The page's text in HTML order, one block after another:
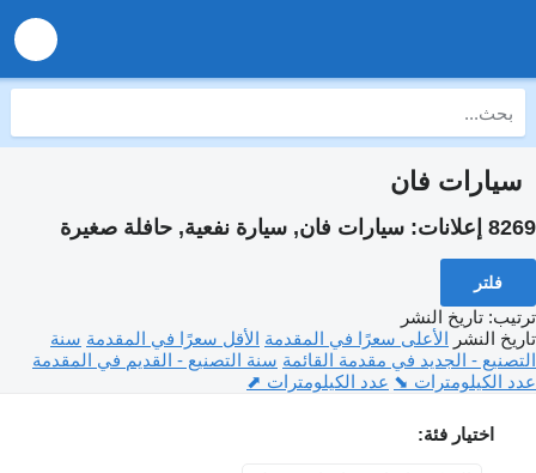
سيارات فان
8269 إعلانات: سيارات فان, سيارة نفعية, حافلة صغيرة
فلتر
ترتيب: تاريخ النشر
تاريخ النشر الأعلى سعرًا في المقدمة الأقل سعرًا في المقدمة سنة
التصنيع - الجديد في مقدمة القائمة سنة التصنيع - القديم في المقدمة
عدد الكيلومترات ⬊ عدد الكيلومترات ⬈
اختيار فئة: